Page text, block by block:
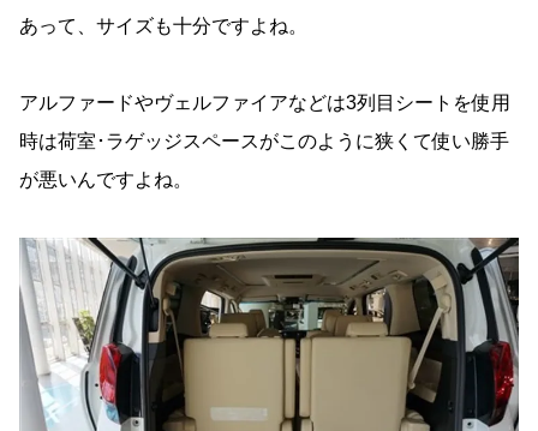
あって、サイズも十分ですよね。
アルファードやヴェルファイアなどは3列目シートを使用
時は荷室･ラゲッジスペースがこのように狭くて使い勝手
が悪いんですよね。